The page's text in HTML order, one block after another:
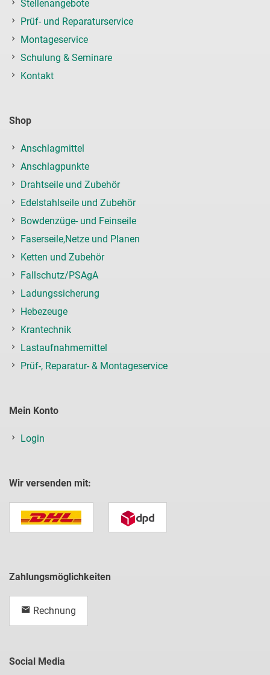
Stellenangebote
Prüf- und Reparaturservice
Montageservice
Schulung & Seminare
Kontakt
Shop
Anschlagmittel
Anschlagpunkte
Drahtseile und Zubehör
Edelstahlseile und Zubehör
Bowdenzüge- und Feinseile
Faserseile,Netze und Planen
Ketten und Zubehör
Fallschutz/PSAgA
Ladungssicherung
Hebezeuge
Krantechnik
Lastaufnahmemittel
Prüf-, Reparatur- & Montageservice
Mein Konto
Login
Wir versenden mit:
Zahlungsmöglichkeiten
Rechnung
Social Media